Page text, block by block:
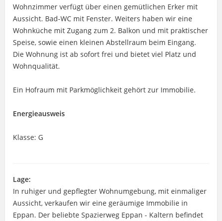
Wohnzimmer verfügt über einen gemütlichen Erker mit
Aussicht. Bad-WC mit Fenster. Weiters haben wir eine
Wohnküche mit Zugang zum 2. Balkon und mit praktischer
Speise, sowie einen kleinen Abstellraum beim Eingang.
Die Wohnung ist ab sofort frei und bietet viel Platz und
Wohnqualität.
Ein Hofraum mit Parkmöglichkeit gehört zur Immobilie.
Energieausweis
Klasse: G
Lage:
In ruhiger und gepflegter Wohnumgebung, mit einmaliger
Aussicht, verkaufen wir eine geräumige Immobilie in
Eppan. Der beliebte Spazierweg Eppan - Kaltern befindet